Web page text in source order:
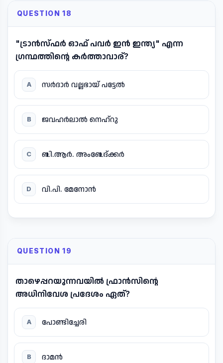
QUESTION 18
"ട്രാൻസ്ഫർ ഓഫ് പവർ ഇൻ ഇന്ത്യ" എന്ന
ഗ്രന്ഥത്തിന്റെ കർത്താവാര്?
A സർദാർ വല്ലഭായ് പട്ടേൽ
B ജവഹർലാൽ നെഹ്റു
C ബി.ആർ. അംബേദ്ക്കർ
D വി.പി. മേനോൻ
QUESTION 19
താഴെപ്പറയുന്നവയിൽ ഫ്രാൻസിന്റെ
അധിനിവേശ പ്രദേശം ഏത്?
A പോണ്ടിച്ചേരി
B ദാമൻ